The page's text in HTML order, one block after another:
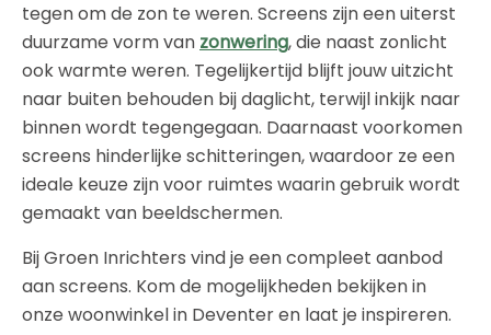
tegen om de zon te weren. Screens zijn een uiterst
duurzame vorm van zonwering, die naast zonlicht
ook warmte weren. Tegelijkertijd blijft jouw uitzicht
naar buiten behouden bij daglicht, terwijl inkijk naar
binnen wordt tegengegaan. Daarnaast voorkomen
screens hinderlijke schitteringen, waardoor ze een
ideale keuze zijn voor ruimtes waarin gebruik wordt
gemaakt van beeldschermen.
Bij Groen Inrichters vind je een compleet aanbod
aan screens. Kom de mogelijkheden bekijken in
onze woonwinkel in Deventer en laat je inspireren.